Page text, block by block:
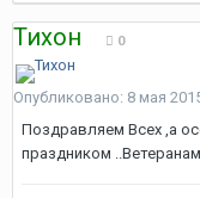
Тихон 0
Опубликовано: 8 мая
Поздравляем Всех ,а
праздником